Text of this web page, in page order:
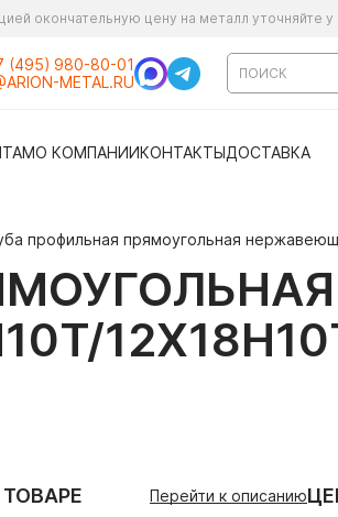
окончательную цену на металл уточняйте
(495) 980-80-01
METAL.RU
О КОМПАНИИКОНТАКТЫДОСТАВКА
профильная прямоугольная
Перейти к описанию